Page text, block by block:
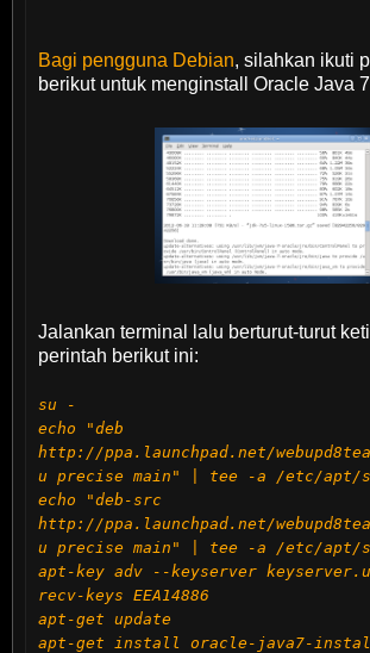
Bagi pengguna Debian, silahkan ikuti
berikut untuk menginstall Oracle Java
Jalankan terminal lalu berturut-turut
perintah berikut ini:
su -
echo "deb
http://ppa.launchpad.net/
u precise main" | tee -a /etc/apt/
echo "deb-src
http://ppa.launchpad.net/
u precise main" | tee -a /etc/apt/
apt-key adv --keyserver
recv-keys EEA14886
apt-get update
apt-get install oracle-java7-